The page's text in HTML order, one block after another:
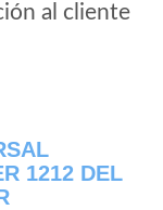
al cliente
1212 DEL